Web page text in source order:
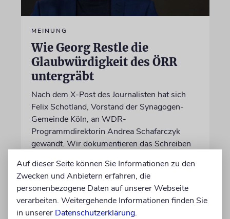
MEINUNG
Wie Georg Restle die
Glaubwürdigkeit des ÖRR
untergräbt
Nach dem X-Post des Journalisten hat sich
Felix Schotland, Vorstand der Synagogen-
Gemeinde Köln, an WDR-
Programmdirektorin Andrea Schafarczyk
gewandt. Wir dokumentieren das Schreiben
von Felix Schotland
07.08.2026
Auf dieser Seite können Sie Informationen zu den
Zwecken und Anbietern erfahren, die
personenbezogene Daten auf unserer Webseite
verarbeiten. Weitergehende Informationen finden Sie
in unserer Datenschutzerklärung.